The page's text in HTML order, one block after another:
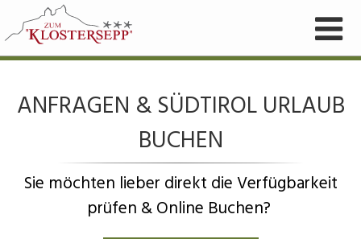
ANFRAGEN & SÜDTIROL URLAUB
BUCHEN
Sie möchten lieber direkt die Verfügbarkeit
prüfen & Online Buchen?